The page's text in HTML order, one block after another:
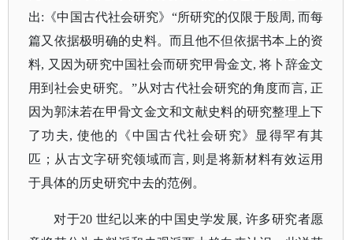
出:《中国古代社会研究》“所研究的仅限于殷周, 而每
篇又依据极明确的史料。而且他不但依据书本上的资
料, 又因为研究中国社会而研究甲骨金文, 将卜辞金文
用到社会史研究。”从对古代社会研究的角度而言, 正
因为郭沫若在甲骨文金文和文献史料的研究整理上下
了功夫, 使他的《中国古代社会研究》显得罕有其
匹；从古文字研究领域而言, 则是将新材料有效运用
于具体的历史研究中去的范例。
对于20 世纪以来的中国史学发展, 许多研究者愿